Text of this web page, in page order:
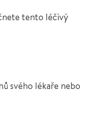
tento léčivý
svého lékaře nebo